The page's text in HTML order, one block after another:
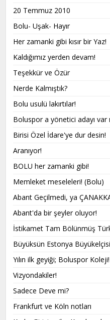
20 Temmuz 2010
Bolu- Uşak- Hayır
Her zamanki gibi kısır bir Yaz!
Kaldığımız yerden devam!
Teşekkür ve Özür
Nerde Kalmıştık?
Bolu usulü lakırtılar!
Boluspor a yönetici adayı var
Birisi Özel İdare'ye dur desin!
Aranıyor!
BOLU her zamanki gibi!
Memleket meseleleri! (Bolu)
Abant Geçilmedi, ya
Abant'da bir şeyler oluyor!
İstikamet Tam Bölünmüş
Büyüksün Estonya
Yılın ilk geyiği; Boluspor Koleji!
Vizyondakiler!
Sadece Deve mi?
Frankfurt ve Köln notları